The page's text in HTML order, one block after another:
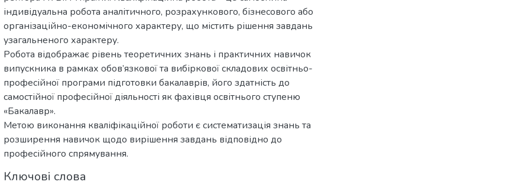
індивідуальна робота аналітичного, розрахункового, бізнесового або
організаційно-економічного характеру, що містить рішення завдань
узагальненого характеру.
Робота відображає рівень теоретичних знань і практичних навичок
випускника в рамках обов’язкової та вибіркової складових освітньо-
професійної програми підготовки бакалаврів, його здатність до
самостійної професійної діяльності як фахівця освітнього ступеню
«Бакалавр».
Метою виконання кваліфікаційної роботи є систематизація знань та
розширення навичок щодо вирішення завдань відповідно до
професійного спрямування.
Ключові слова